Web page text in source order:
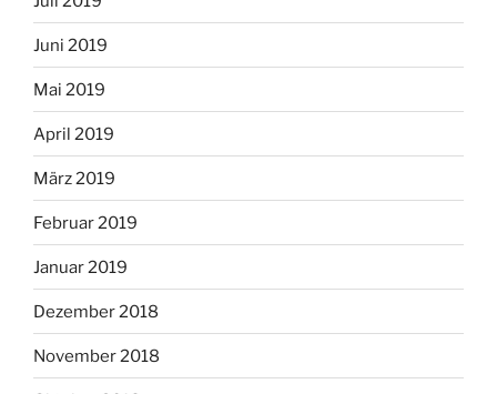
Juni 2019
Mai 2019
April 2019
März 2019
Februar 2019
Januar 2019
Dezember 2018
November 2018